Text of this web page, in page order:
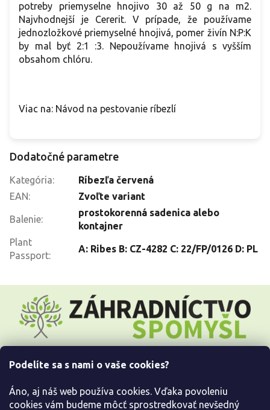
Podelíte sa s nami o vaše cookies?
Áno, aj náš web používa cookies. Vďaka povoleniu
cookies vám budeme môcť sprostredkovať nevšedný
potreby priemyselne hnojivo 30 až 50 g na m2.
Najvhodnejší je Cererit. V prípade, že používame
jednozložkové priemyselné hnojivá, pomer živín N:P:K
by mal byť 2:1 :3. Nepoužívame hnojivá s vyšším
obsahom chlóru.
Viac na: Návod na pestovanie ríbezlí
Dodatočné parametre
Kategória:
Ríbezľa červená
EAN: Zvoľte variant
Balenie:
prostokorenná sadenica alebo
kontajner
Plant
Passport:
A: Ribes B: CZ-4282 C: 22/FP/0126 D: PL
t
Informácie pre Vás